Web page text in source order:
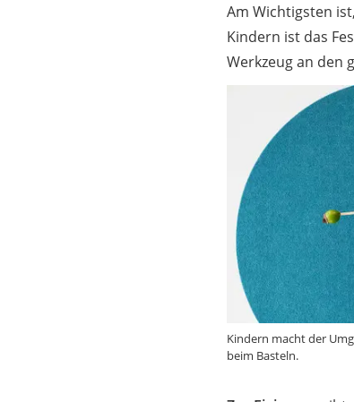
Am Wichtigsten
Kindern ist das
Werkzeug an den
Kindern macht der
beim Basteln.